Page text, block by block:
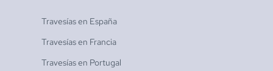
Travesías en España
Travesías en Francia
Travesías en Portugal